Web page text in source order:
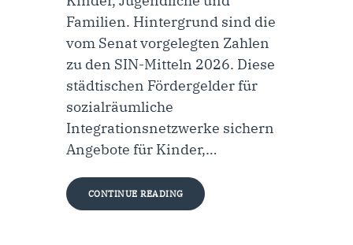
Familien. Hintergrund sind die
vom Senat vorgelegten Zahlen
zu den SIN-Mitteln 2026. Diese
städtischen Fördergelder für
sozialräumliche
Integrationsnetzwerke sichern
Angebote für Kinder,…
CONTINUE READING